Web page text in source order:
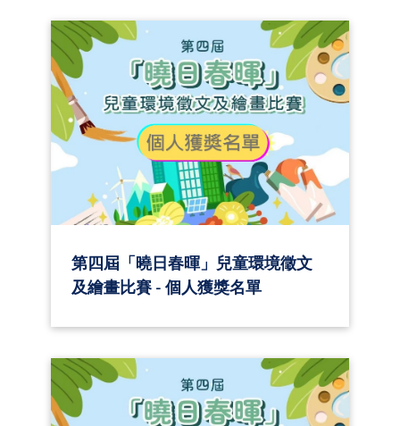
第四屆「曉日春暉」兒童環境徵文
及繪畫比賽 - 個人獲獎名單